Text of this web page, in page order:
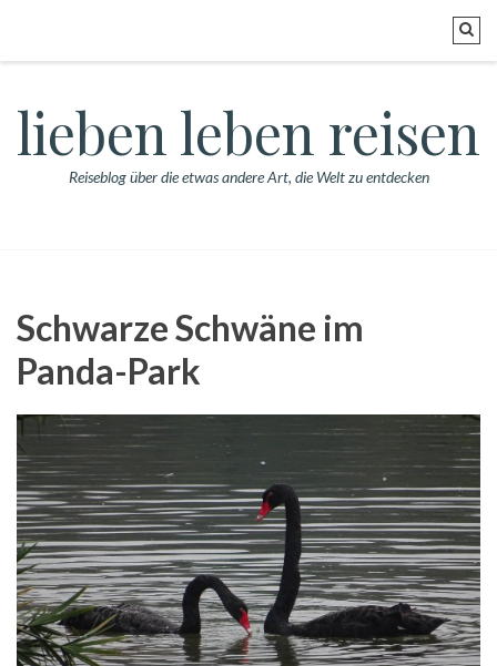
lieben leben reisen
Reiseblog über die etwas andere Art, die Welt zu entdecken
Schwarze Schwäne im
Panda-Park